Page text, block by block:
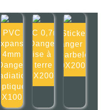
PVC
4mm
Danger
optique
PVC 0,7mm
Danger
mise à la
terre
200X200mm
Sticker
Danger Fil
barbelé
200X200mm